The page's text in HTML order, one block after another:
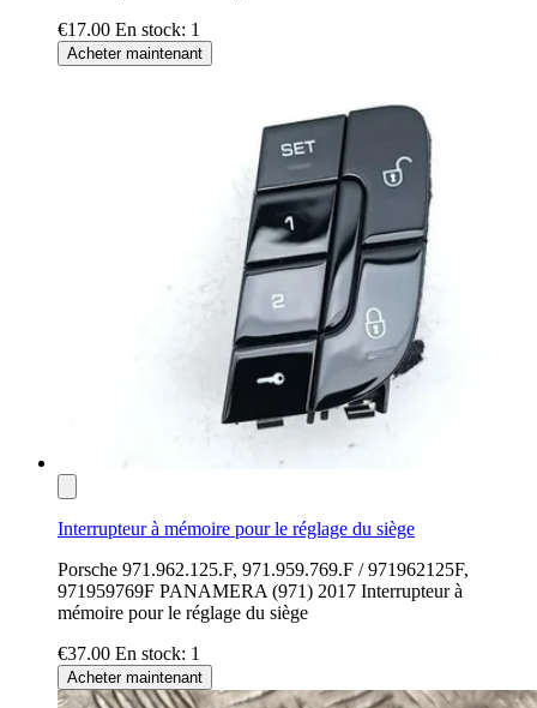
€17.00 En stock: 1
Acheter maintenant
Interrupteur à mémoire pour le réglage du siège
Porsche 971.962.125.F, 971.959.769.F / 971962125F,
971959769F PANAMERA (971) 2017 Interrupteur à
mémoire pour le réglage du siège
€37.00 En stock: 1
Acheter maintenant